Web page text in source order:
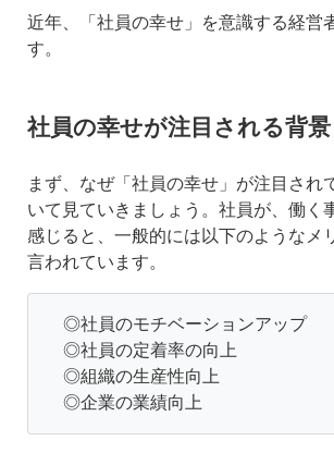
近年、「社員の幸せ」を意識する経営
す。
社員の幸せが注目される背景
まず、なぜ「社員の幸せ」が注目され
いて見ていきましょう。社員が、働く
感じると、一般的には以下のようなメ
言われています。
◎社員のモチベーションアップ
◎社員の定着率の向上
◎組織の生産性向上
◎企業の業績向上